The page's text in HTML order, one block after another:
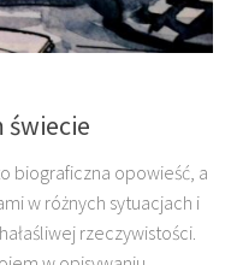
świecie
biograficzna opowieść, a
w różnych sytuacjach i
rzeczywistości.